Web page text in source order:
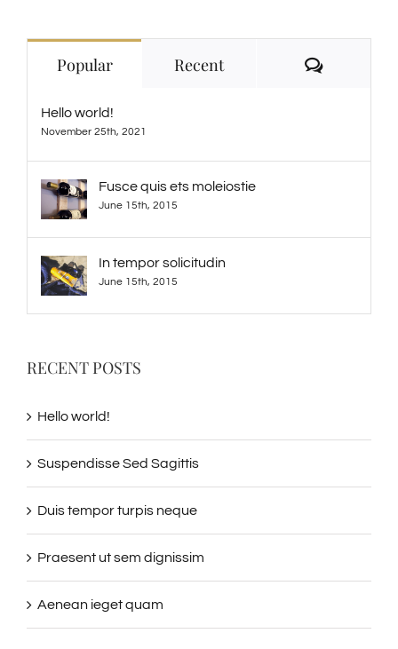
Popular Recent
Hello world!
November 25th, 2021
Fusce quis ets moleiostie
June 15th, 2015
In tempor solicitudin
June 15th, 2015
RECENT POSTS
Hello world!
Suspendisse Sed Sagittis
Duis tempor turpis neque
Praesent ut sem dignissim
Aenean ieget quam